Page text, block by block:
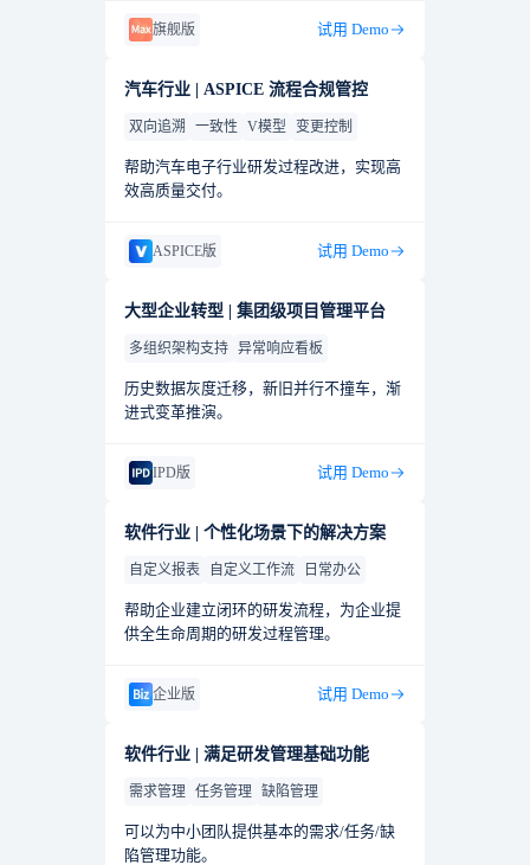
旗舰版 试用 Demo
汽车行业 | ASPICE 流程合规管控
双向追溯 一致性 V模型 变更控制
帮助汽车电子行业研发过程改进，实现高
效高质量交付。
ASPICE版 试用 Demo
大型企业转型 | 集团级项目管理平台
多组织架构支持 异常响应看板
历史数据灰度迁移，新旧并行不撞车，渐
进式变革推演。
IPD版 试用 Demo
软件行业 | 个性化场景下的解决方案
自定义报表 自定义工作流 日常办公
帮助企业建立闭环的研发流程，为企业提
供全生命周期的研发过程管理。
企业版 试用 Demo
软件行业 | 满足研发管理基础功能
需求管理 任务管理 缺陷管理
可以为中小团队提供基本的需求/任务/缺
陷管理功能。